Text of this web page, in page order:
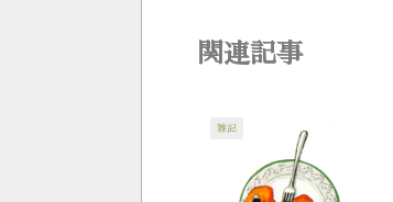
関連記事
雑記